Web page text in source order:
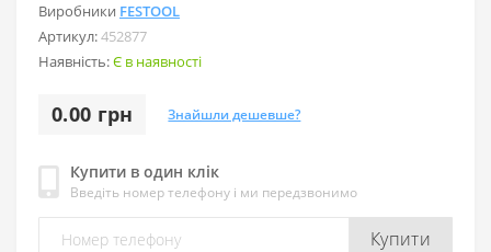
Виробники FESTOOL
Артикул:452877
Наявність:Є в наявності
0.00 грн Знайшли дешевше?
Купити в один клік
Введіть номер телефону і ми передзвонимо
Купити